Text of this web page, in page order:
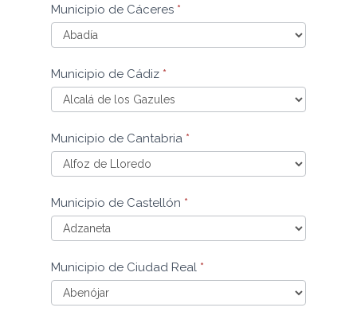
de
Burgos
Municipio de Cáceres *
de
Cáceres
Municipio de Cádiz *
de
Cádiz
Municipio de Cantabria *
de
Cantabria
Municipio de Castellón *
de
Castellón
Municipio de Ciudad Real *